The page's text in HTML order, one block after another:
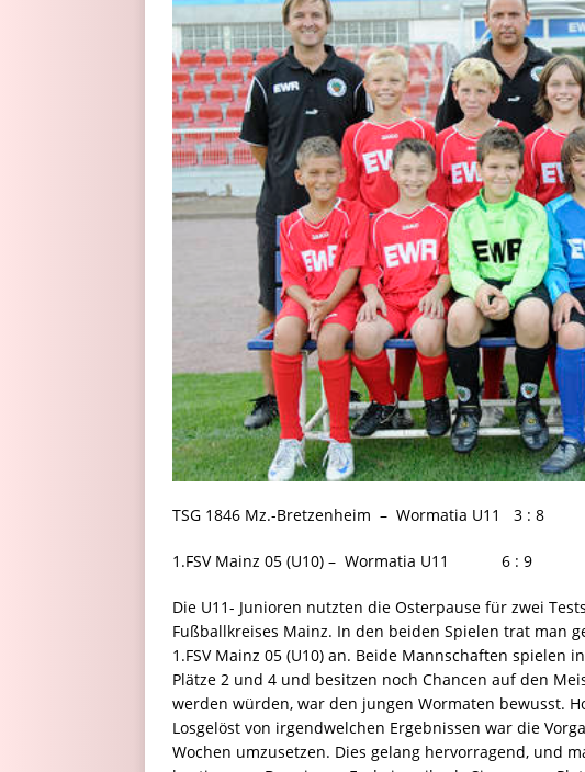
TSG 1846 Mz.-Bretzenheim – Wormatia U11 3 : 8
1.FSV Mainz 05 (U10) – Wormatia U11 6 : 9
Die U11- Junioren nutzten die Osterpause für zwei
Fußballkreises Mainz. In den beiden Spielen trat man
1.FSV Mainz 05 (U10) an. Beide Mannschaften
Plätze 2 und 4 und besitzen noch Chancen auf den
werden würden, war den jungen Wormaten bewusst.
Losgelöst von irgendwelchen Ergebnissen war die
Wochen umzusetzen. Dies gelang hervorragend, und